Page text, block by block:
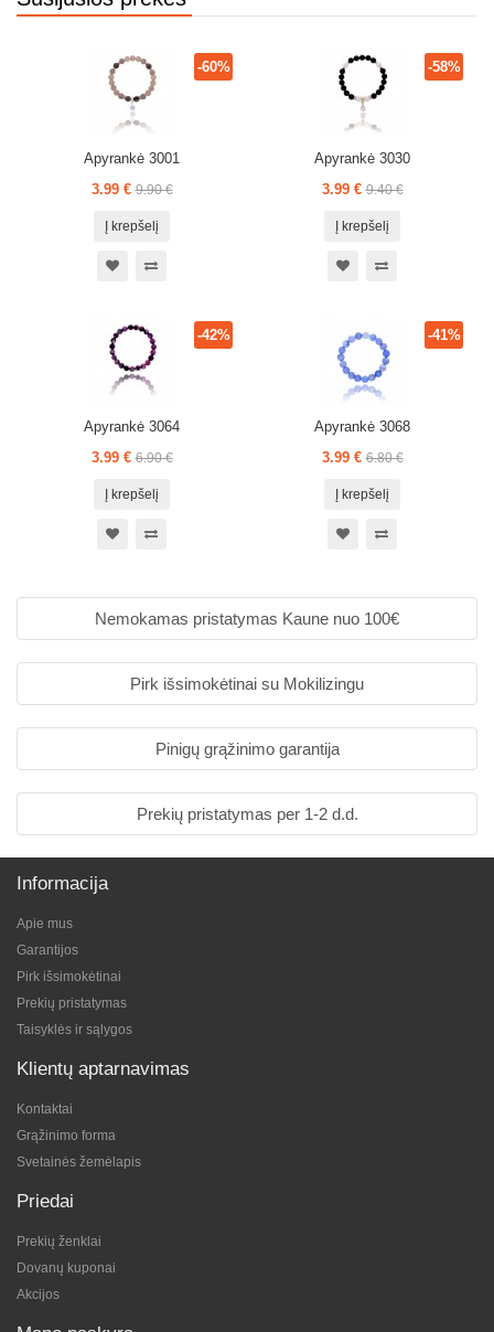
Apyrankė 3001
3.99 € 9.90 €
-60%
Į krepšelį
Apyrankė 3030
3.99 € 9.40 €
-58%
Į krepšelį
Apyrankė 3064
3.99 € 6.90 €
-42%
Į krepšelį
Apyrankė 3068
3.99 € 6.80 €
-41%
Į krepšelį
Nemokamas pristatymas Kaune nuo 100€
Pirk išsimokėtinai su Mokilizingu
Pinigų grąžinimo garantija
Prekių pristatymas per 1-2 d.d.
Informacija
Apie mus
Garantijos
Pirk išsimokėtinai
Prekių pristatymas
Taisyklės ir sąlygos
Klientų aptarnavimas
Kontaktai
Grąžinimo forma
Svetainės žemėlapis
Priedai
Prekių ženklai
Dovanų kuponai
Akcijos